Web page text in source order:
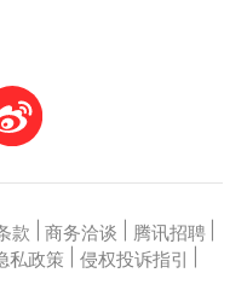
款 商务洽谈 腾讯招聘
私政策 侵权投诉指引